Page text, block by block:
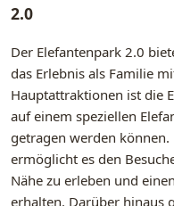
2.0
Der Elefantenpark 2.0
das Erlebnis als Familie
Hauptattraktionen ist die
auf einem speziellen
getragen werden
ermöglicht es den
Nähe zu erleben und
erhalten. Darüber hinaus